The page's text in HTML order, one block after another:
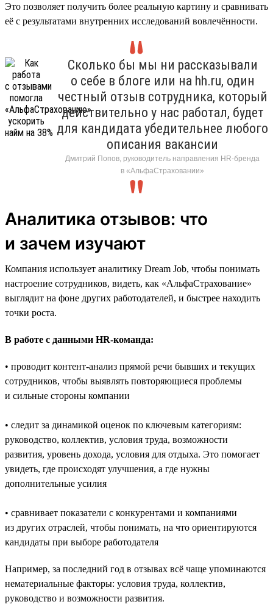
Это позволяет получить более реальную картину и сравнивать
её с результатами внутренних исследований вовлечённости.
Сколько бы мы ни рассказывали
о себе в блоге или на hh.ru, один
честный отзыв сотрудника, который
действительно у нас работал, будет
для кандидата убедительнее любого
описания вакансии
Дмитрий Попов, руководитель направления HR-бренда
в «АльфаСтраховании»
Аналитика отзывов: что
и зачем изучают
Компания использует аналитику Dream Job, чтобы понимать
настроение сотрудников, видеть, как «АльфаСтрахование»
выглядит на фоне других работодателей, и быстрее находить
точки роста.
В работе с данными HR-команда:
• проводит контент-анализ прямой речи бывших и текущих
сотрудников, чтобы выявлять повторяющиеся проблемы
и сильные стороны компании
• следит за динамикой оценок по ключевым категориям:
руководство, коллектив, условия труда, возможности
развития, уровень дохода, условия для отдыха. Это помогает
увидеть, где происходят улучшения, а где нужны
дополнительные усилия
• сравнивает показатели с конкурентами и компаниями
из других отраслей, чтобы понимать, на что ориентируются
кандидаты при выборе работодателя
Например, за последний год в отзывах всё чаще упоминаются
нематериальные факторы: условия труда, коллектив,
руководство и возможности развития.